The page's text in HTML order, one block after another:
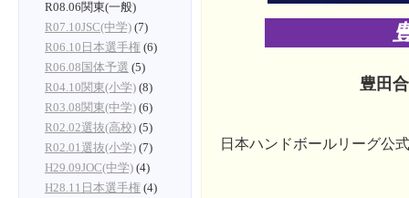
豊田
日本ハンドボールリーグ
R08.06関東(一般)
R07.10JSC(中学) (7)
R06.10日本選手権 (6)
R06.08国体予選 (5)
R04.10関東(小学) (8)
R03.08関東(中学) (6)
R02.02選抜(高校) (5)
R02.01選抜(小学) (7)
H29.09JOC(中学) (4)
H28.11日本選手権 (4)